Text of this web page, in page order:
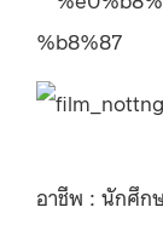
อาชีพ : นักศึก